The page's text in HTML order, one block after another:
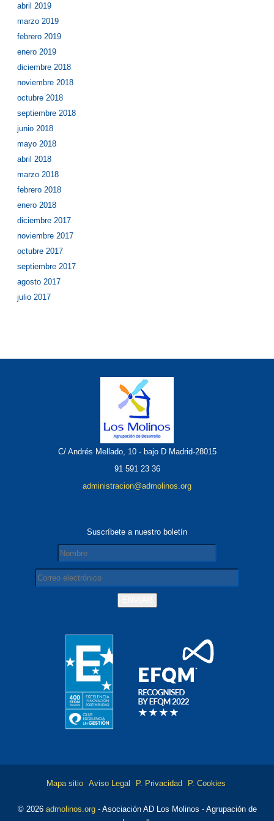
abril 2019
marzo 2019
febrero 2019
enero 2019
diciembre 2018
noviembre 2018
octubre 2018
septiembre 2018
junio 2018
mayo 2018
abril 2018
marzo 2018
febrero 2018
enero 2018
diciembre 2017
noviembre 2017
octubre 2017
septiembre 2017
agosto 2017
julio 2017
C/ Andrés Mellado, 10 - bajo D Madrid-28015
91 591 23 36
administracion@admolinos.org
Suscríbete a nuestro boletín
Mapa sitio Aviso Legal P. Privacidad P. Cookies
© 2026 admolinos.org- Asociación AD Los Molinos - Agrupación de